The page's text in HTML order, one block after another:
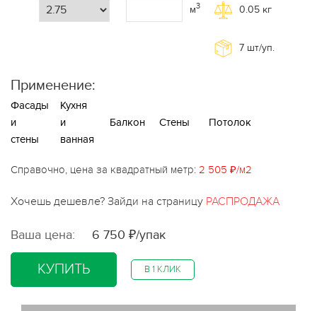
м3 0.05 кг
7 шт/уп.
Применение:
Фасады
и
стены
Кухня
и
ванная
Балкон Стены Потолок
Справочно, цена за квадратный метр: 2 505 ₽/м2
Хочешь дешевле? Зайди на страницу РАСПРОДАЖА
Ваша цена: 6 750 ₽/упак
КУПИТЬ В 1 КЛИК